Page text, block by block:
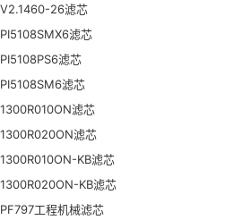
V2.1460-26滤芯
PI5108SMX6滤芯
PI5108PS6滤芯
PI5108SM6滤芯
1300R010ON滤芯
1300R020ON滤芯
1300R010ON-KB滤芯
1300R020ON-KB滤芯
PF797工程机械滤芯